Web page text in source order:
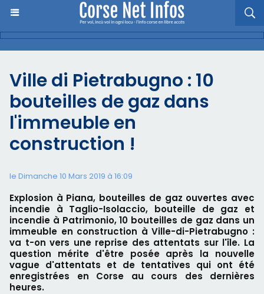
Ville di Pietrabugno : 10
bouteilles de gaz dans
l'immeuble en
construction !
le Dimanche 10 Mars 2019 à 16:09
Explosion à Piana, bouteilles de gaz ouvertes avec
incendie à Taglio-Isolaccio, bouteille de gaz et
incendie à Patrimonio, 10 bouteilles de gaz dans un
immeuble en construction à Ville-di-Pietrabugno :
va t-on vers une reprise des attentats sur l'île. La
question mérite d'être posée après la nouvelle
vague d'attentats et de tentatives qui ont été
enregistrées en Corse au cours des dernières
heures.